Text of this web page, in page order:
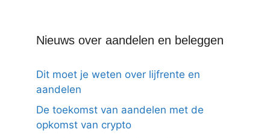
Nieuws over aandelen en beleggen
Dit moet je weten over lijfrente en
aandelen
De toekomst van aandelen met de
opkomst van crypto